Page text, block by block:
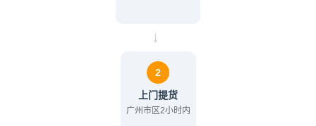
→
2
上门提货
广州市区2小时内